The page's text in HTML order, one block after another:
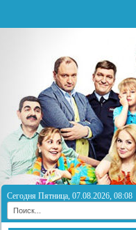
Сегодня Пятница, 07.08.2026, 08:08